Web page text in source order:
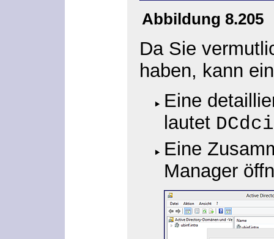
Abbildung 8.205
Da Sie
haben, kann
Eine
lautet
Eine
Manager